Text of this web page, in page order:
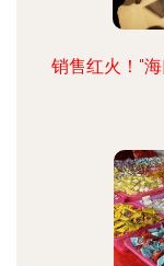
销售红火！"